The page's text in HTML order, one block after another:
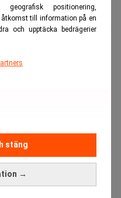
geografisk positionering,
till information på en
och upptäcka bedrägerier
→
stäng